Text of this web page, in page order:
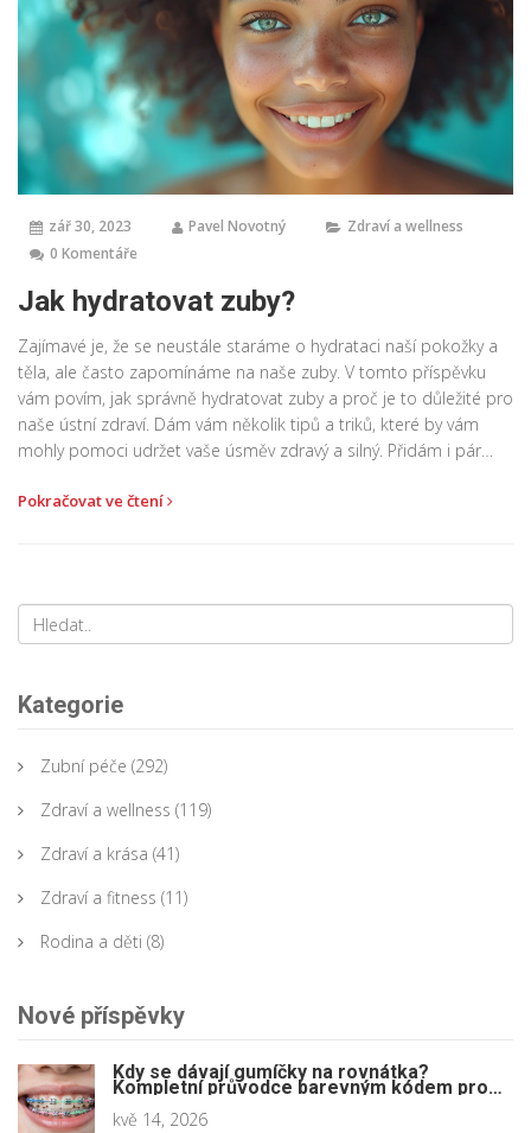
zář 30, 2023 Pavel Novotný
Zdraví a wellness
0 Komentáře
Jak hydratovat zuby?
Zajímavé je, že se neustále staráme o hydrataci naší pokožky a
těla, ale často zapomínáme na naše zuby. V tomto příspěvku
vám povím, jak správně hydratovat zuby a proč je to důležité pro
naše ústní zdraví. Dám vám několik tipů a triků, které by vám
mohly pomoci udržet vaše úsměv zdravý a silný. Přidám i pár
do světa zubní hygieny.
Pokračovat ve čtení
Kategorie
Zubní péče (292)
Zdraví a wellness (119)
Zdraví a krása (41)
Zdraví a fitness (11)
Rodina a děti (8)
Nové příspěvky
Kdy se dávají gumíčky na rovnátka?
Kompletní průvodce barevným kódem pro
pacienty
kvě 14, 2026